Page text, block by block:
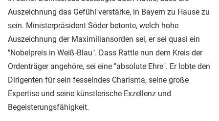
Auszeichnung das Gefühl verstärke, in Bayern zu Hause zu
sein. Ministerpräsident Söder betonte, welch hohe
Auszeichnung der Maximiliansorden sei, er sei quasi ein
"Nobelpreis in Weiß-Blau". Dass Rattle nun dem Kreis der
Ordenträger angehöre, sei eine "absolute Ehre". Er lobte den
Dirigenten für sein fesselndes Charisma, seine große
Expertise und seine künstlerische Exzellenz und
Begeisterungsfähigkeit.